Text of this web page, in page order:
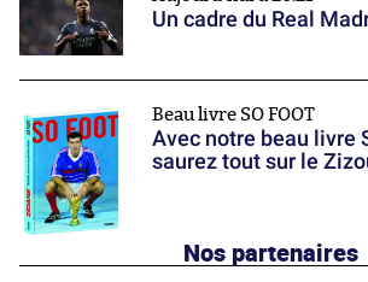
Un cadre du Real
Beau livre SO FOOT
Avec notre beau livre
saurez tout sur le
Nos partenaires